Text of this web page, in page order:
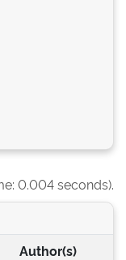
0.004 seconds).
Author(s)